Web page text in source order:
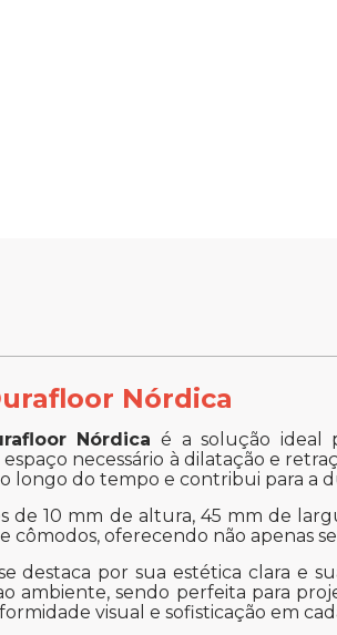
Nórdica
Nórdica é a solução ideal
necessário à dilatação e
longo do tempo e contribui para a
de 10 mm de altura, 45 mm de
cômodos, oferecendo não apenas
destaca por sua estética clara e
ambiente, sendo perfeita para
visual e sofisticação em